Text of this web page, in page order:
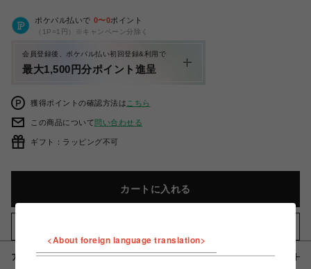
ポケパル払いで 0〜0ポイント
（1P=1円）※キャンペーン分除く
会員登録後、ポケパル払い初回登録&利用で
最大1,500円分ポイント進呈
獲得ポイントの確認方法は こちら
この商品について問い合わせる
ギフト：ラッピング不可
カートに入れる
アイテム説明 / 素材
<About foreign language translation>